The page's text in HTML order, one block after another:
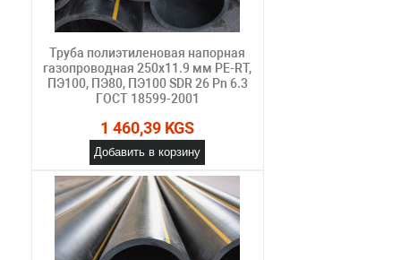
Труба полиэтиленовая напорная
газопроводная 250х11.9 мм PE-RT,
ПЭ100, ПЭ80, ПЭ100 SDR 26 Pn 6.3
ГОСТ 18599-2001
1 460,39 KGS
Добавить в корзину